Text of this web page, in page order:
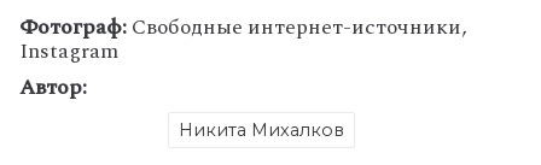
Фотограф:Свободные интернет-источники,
Instagram
Автор:
Никита Михалков